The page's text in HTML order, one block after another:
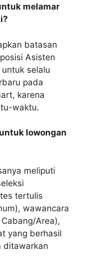
melamar
batasan
Asisten
selalu
pada
karena
waktu.
lowongan
meliputi
tertulis
wawancara
Area),
yang berhasil
ditawarkan